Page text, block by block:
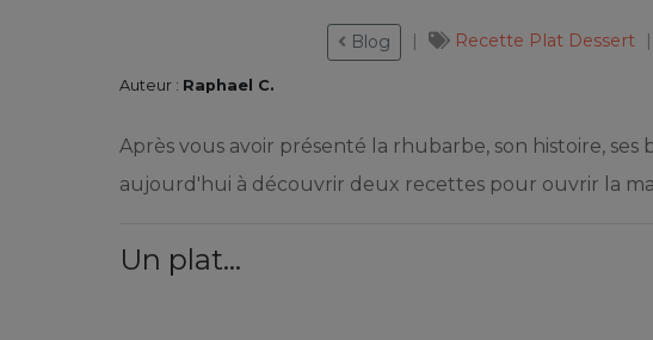
Blog Recette Plat Dessert
Auteur : Raphael C.
Après vous avoir présenté la rhubarbe, son histoire, ses
aujourd'hui à découvrir deux recettes pour ouvrir la
Un plat...